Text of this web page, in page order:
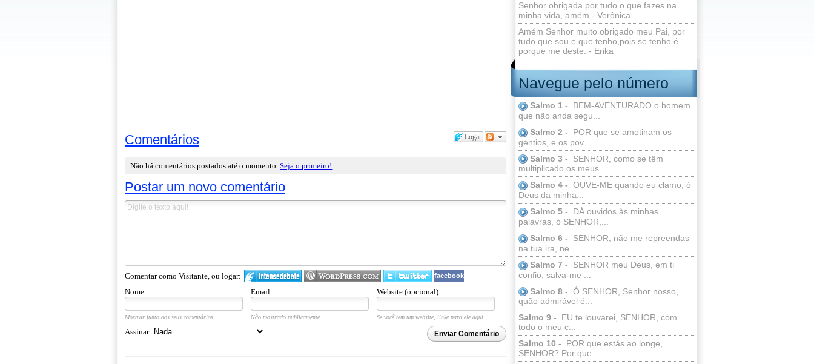
Senhor obrigada por tudo o que fazes na
minha vida, amém - Verônica
Amém Senhor muito obrigado meu Pai, por
tudo que sou e que tenho,pois se tenho é
porque me deste. - Erika
Navegue pelo número
Salmo 1 -
BEM-AVENTURADO o homem
que não anda segu...
Salmo 2 -
POR que se amotinam os
gentios, e os pov...
Salmo 3 -
SENHOR, como se têm
multiplicado os meus...
Salmo 4 - OUVE-ME quando eu clamo, ó
Deus da minha...
Salmo 5 -
DÁ ouvidos às minhas
palavras, ó SENHOR,...
Salmo 6 -
SENHOR, não me repreendas
na tua ira, ne...
Salmo 7 -
SENHOR meu Deus, em ti
confio; salva-me ...
Salmo 8 - Ó SENHOR, Senhor nosso,
quão admirável é...
Salmo 9 -
EU te louvarei, SENHOR, com
todo o meu c...
Salmo 10 -
POR que estás ao longe,
SENHOR? Por que ...
Logar
Comentários
Não há comentários postados até o momento.Seja o primeiro!
Postar um novo comentário
Comentar como Visitante, ou logar: facebook
Nome Email Website (opcional)
Mostrar junto aos seus comentários. Não mostrado publicamente. Se você tem um website, linke para ele aqui.
Enviar Comentário
Assinar